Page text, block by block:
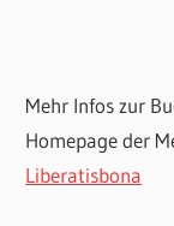
Mehr Infos zur
Homepage der
Liberatisbona